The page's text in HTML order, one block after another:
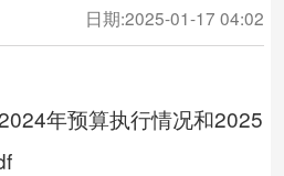
日期:2025-01-17 04:02
年预算执行情况和2025